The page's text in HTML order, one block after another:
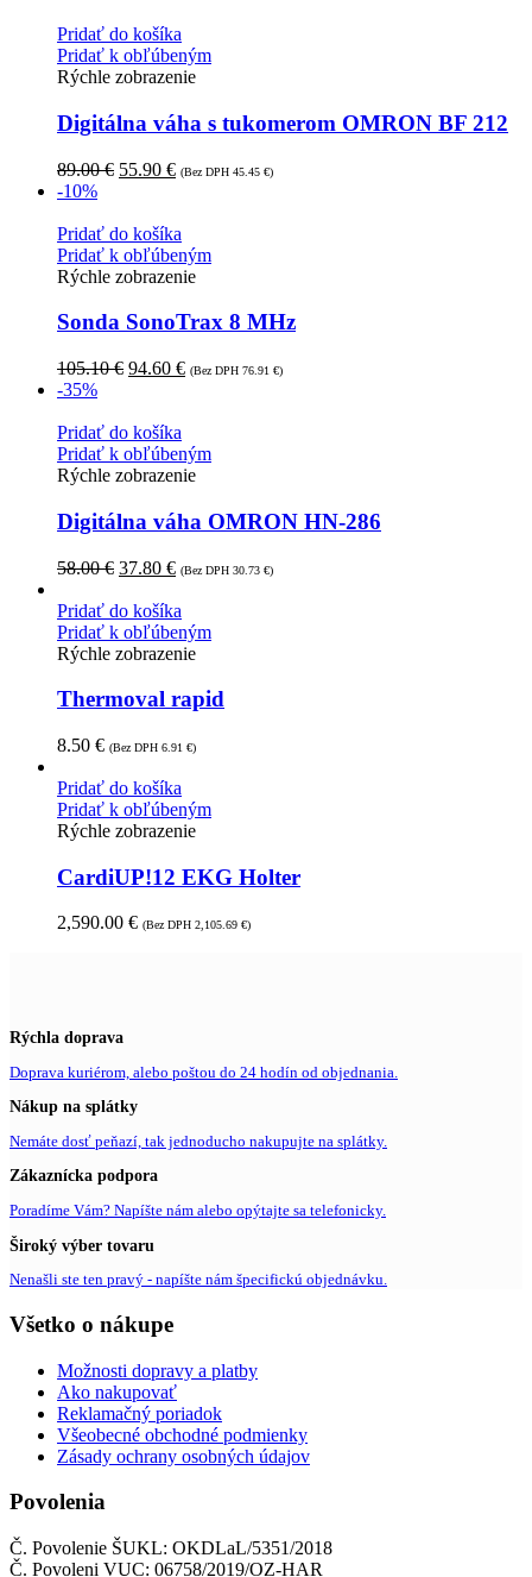
Pridať do košíka
Pridať k obľúbeným
Rýchle zobrazenie
Digitálna váha s tukomerom OMRON BF 212
89.00€ 55.90 € (Bez DPH 45.45 €)
-10%
Pridať do košíka
Pridať k obľúbeným
Rýchle zobrazenie
Sonda SonoTrax 8 MHz
105.10€ 94.60 € (Bez DPH 76.91 €)
-35%
Pridať do košíka
Pridať k obľúbeným
Rýchle zobrazenie
Digitálna váha OMRON HN-286
58.00€ 37.80 € (Bez DPH 30.73 €)
Pridať do košíka
Pridať k obľúbeným
Rýchle zobrazenie
Thermoval rapid
8.50 € (Bez DPH 6.91 €)
Pridať do košíka
Pridať k obľúbeným
Rýchle zobrazenie
CardiUP!12 EKG Holter
2,590.00 € (Bez DPH 2,105.69 €)
Rýchla doprava
Doprava kuriérom, alebo poštou do 24 hodín od objednania.
Nákup na splátky
Nemáte dosť peňazí, tak jednoducho nakupujte na splátky.
Zákaznícka podpora
Poradíme Vám? Napíšte nám alebo opýtajte sa telefonicky.
Široký výber tovaru
Nenašli ste ten pravý - napíšte nám špecifickú objednávku.
Všetko o nákupe
Možnosti dopravy a platby
Ako nakupovať
Reklamačný poriadok
Všeobecné obchodné podmienky
Zásady ochrany osobných údajov
Povolenia
Č. Povolenie ŠUKL: OKDLaL/5351/2018
Č. Povoleni VUC: 06758/2019/OZ-HAR